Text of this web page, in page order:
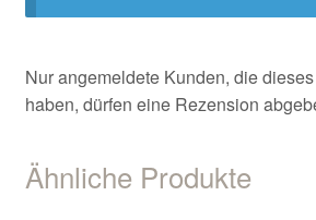
Nur angemeldete Kunden, die
haben, dürfen eine Rezension
Ähnliche Produkte